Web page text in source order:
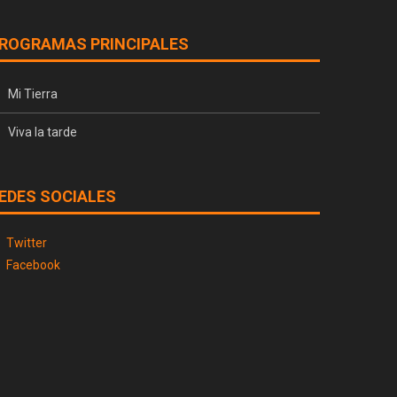
PRINCIPALES
Mi Tierra
Viva la tarde
SOCIALES
Twitter
Facebook